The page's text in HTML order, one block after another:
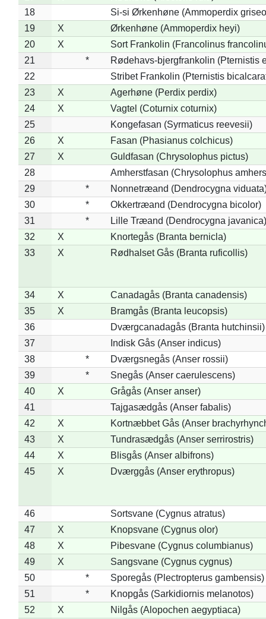
18
Si-si Ørkenhøne (Ammoperdix
19
X
Ørkenhøne (Ammoperdix heyi)
20
X
Sort Frankolin (Francolinus
21
*
Rødehavs-bjergfrankolin (Pternistis
22
Stribet Frankolin (Pternistis
23
X
Agerhøne (Perdix perdix)
24
X
Vagtel (Coturnix coturnix)
25
Kongefasan (Syrmaticus reevesii)
26
X
Fasan (Phasianus colchicus)
27
X
Guldfasan (Chrysolophus pictus)
28
Amherstfasan (Chrysolophus
29
*
Nonnetræand (Dendrocygna
30
*
Okkertræand (Dendrocygna bicolor)
31
*
Lille Træand (Dendrocygna javanica)
32
X
Knortegås (Branta bernicla)
33
X Rødhalset Gås (Branta ruficollis)
34 X
Canadagås (Branta canadensis)
35
X
Bramgås (Branta leucopsis)
36
Dværgcanadagås (Branta hutchinsii)
37
Indisk Gås (Anser indicus)
38
*
Dværgsnegås (Anser rossii)
39
*
Snegås (Anser caerulescens)
40
X
Grågås (Anser anser)
41
Tajgasædgås (Anser fabalis)
42
X
Kortnæbbet Gås (Anser
43
X
Tundrasædgås (Anser serrirostris)
44
X
Blisgås (Anser albifrons)
45
X Dværggås (Anser erythropus)
46
Sortsvane (Cygnus atratus)
47
X
Knopsvane (Cygnus olor)
48
X
Pibesvane (Cygnus columbianus)
49
X
Sangsvane (Cygnus cygnus)
50
*
Sporegås (Plectropterus gambensis)
51
*
Knopgås (Sarkidiornis melanotos)
52
X
Nilgås (Alopochen aegyptiaca)